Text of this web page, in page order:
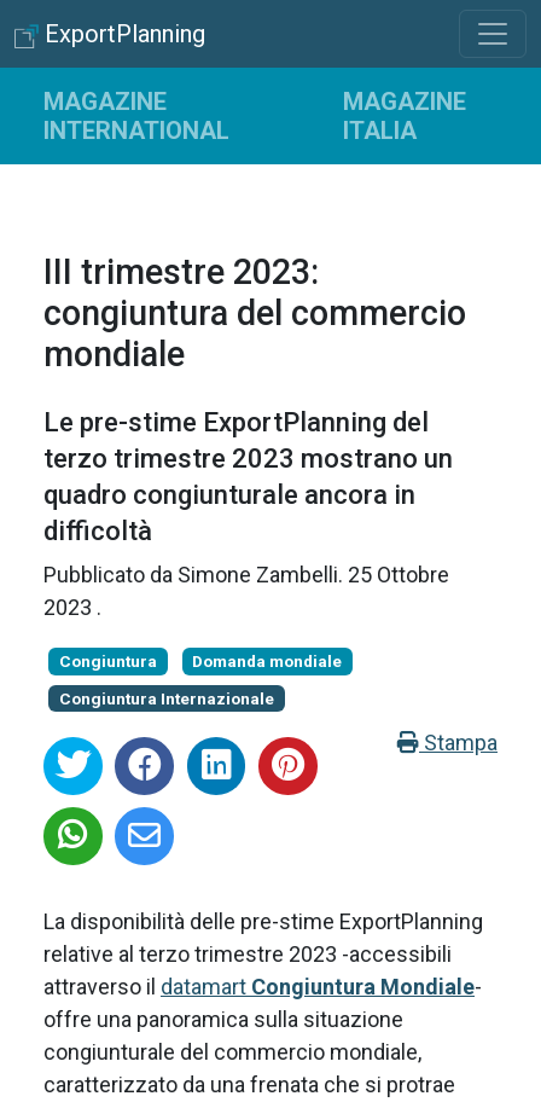
ExportPlanning
MAGAZINE
INTERNATIONAL
MAGAZINE
ITALIA
III trimestre 2023:
congiuntura del commercio
mondiale
Le pre-stime ExportPlanning del
terzo trimestre 2023 mostrano un
quadro congiunturale ancora in
difficoltà
Pubblicato da Simone Zambelli. 25 Ottobre
2023 .
Congiuntura
Domanda mondiale
Congiuntura Internazionale
Stampa
La disponibilità delle pre-stime ExportPlanning
relative al terzo trimestre 2023 -accessibili
attraverso il datamart Congiuntura Mondiale-
offre una panoramica sulla situazione
congiunturale del commercio mondiale,
caratterizzato da una frenata che si protrae